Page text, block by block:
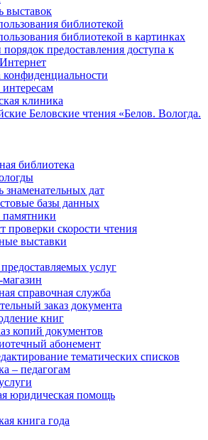
выставок
библиотекой
библиотекой в картинках
предоставления доступа к
клиника
Беловские чтения «Белов. Вологда.
библиотека
знаменательных дат
базы данных
проверки скорости чтения
выставки
услуг
справочная служба
заказ документа
книг
копий документов
абонемент
тематических списков
– педагогам
юридическая помощь
книга года